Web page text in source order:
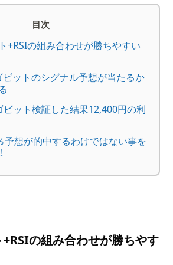
目次
+RSIの組み合わせが勝ちやすい
ビットのシグナル予想が当たるか
ビット検証した結果12,400円の利
予想が的中するわけではない事を
の組み合わせが勝ちやす